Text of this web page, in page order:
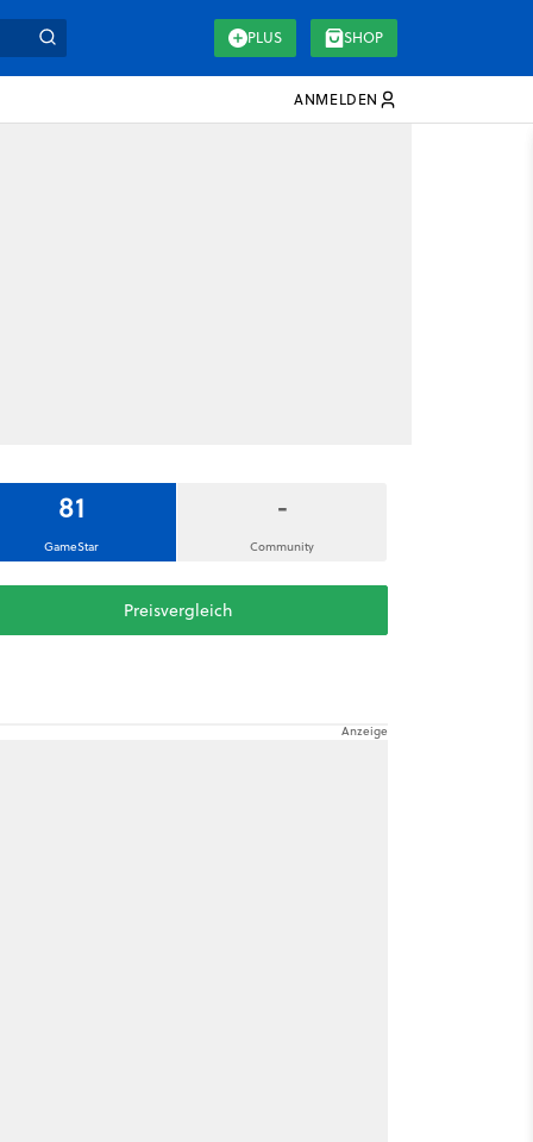
PLUS SHOP
ANMELDEN
81
GameStar
-
Community
Preisvergleich